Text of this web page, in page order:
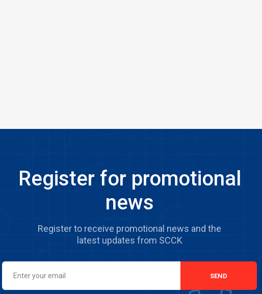
Register for promotional
news
Register to receive promotional news and the
latest updates from SCCK
SEND